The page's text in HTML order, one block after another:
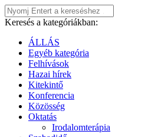
Keresés a kategóriákban:
ÁLLÁS
Egyéb kategória
Felhívások
Hazai hírek
Kitekintő
Konferencia
Közösség
Oktatás
Irodalomterápia